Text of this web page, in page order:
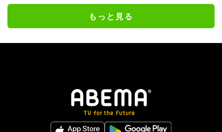
もっと見る